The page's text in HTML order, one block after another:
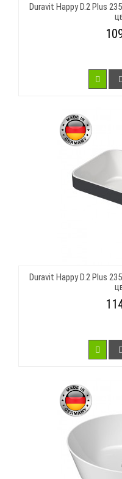
Duravit Happy D.2 Plus
Duravit Happy D.2 Plus